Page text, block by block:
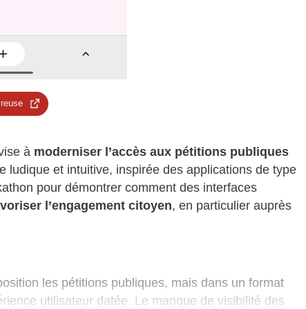
à moderniser l’accès aux pétitions publiques
ludique et intuitive, inspirée des applications de type
pour démontrer comment des interfaces
l’engagement citoyen, en particulier auprès
les pétitions publiques, mais dans un format
utilisateur datée. Le manque de visibilité des